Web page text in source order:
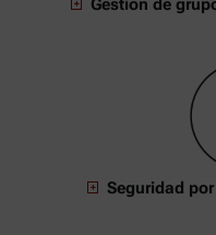
Gestión de
Seguridad